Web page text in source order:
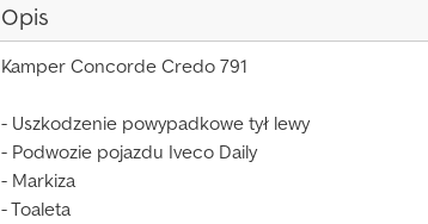
Opis
Kamper Concorde Credo 791
- Uszkodzenie powypadkowe tył lewy
- Podwozie pojazdu Iveco Daily
- Markiza
- Toaleta